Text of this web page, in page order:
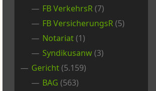
FB VerkehrsR(7)
FB VersicherungsR(5)
Notariat(1)
Syndikusanw(3)
Gericht(5.159)
BAG (563)